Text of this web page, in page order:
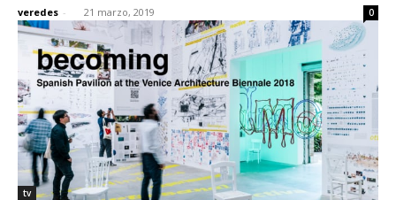
veredes - 21 marzo, 2019 0
tv